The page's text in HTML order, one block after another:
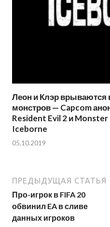
Леон и Клэр врываются
монстров — Capcom
Resident Evil 2 и
Iceborne
05.10.2019
ПРЕДЫДУЩАЯ СТАТЬЯ
Про-игрок в FIFA 20
обвинил EA в сливе
данных игроков